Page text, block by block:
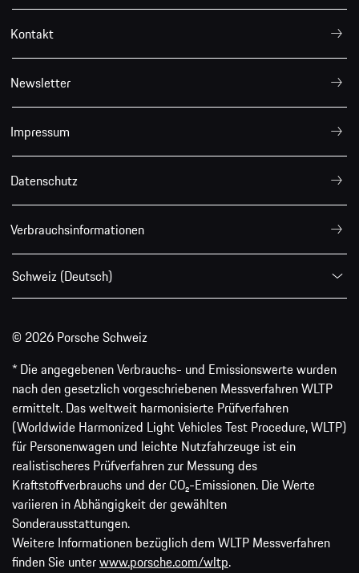
Kontakt
Newsletter
Impressum
Datenschutz
Verbrauchsinformationen
Schweiz (Deutsch)
© 2026 Porsche Schweiz
* Die angegebenen Verbrauchs- und Emissionswerte wurden
nach den gesetzlich vorgeschriebenen Messverfahren WLTP
ermittelt. Das weltweit harmonisierte Prüfverfahren
(Worldwide Harmonized Light Vehicles Test Procedure, WLTP)
für Personenwagen und leichte Nutzfahrzeuge ist ein
realistischeres Prüfverfahren zur Messung des
Kraftstoffverbrauchs und der CO₂-Emissionen. Die Werte
variieren in Abhängigkeit der gewählten
Sonderausstattungen.
Weitere Informationen bezüglich dem WLTP Messverfahren
finden Sie unterwww.porsche.com/wltp.